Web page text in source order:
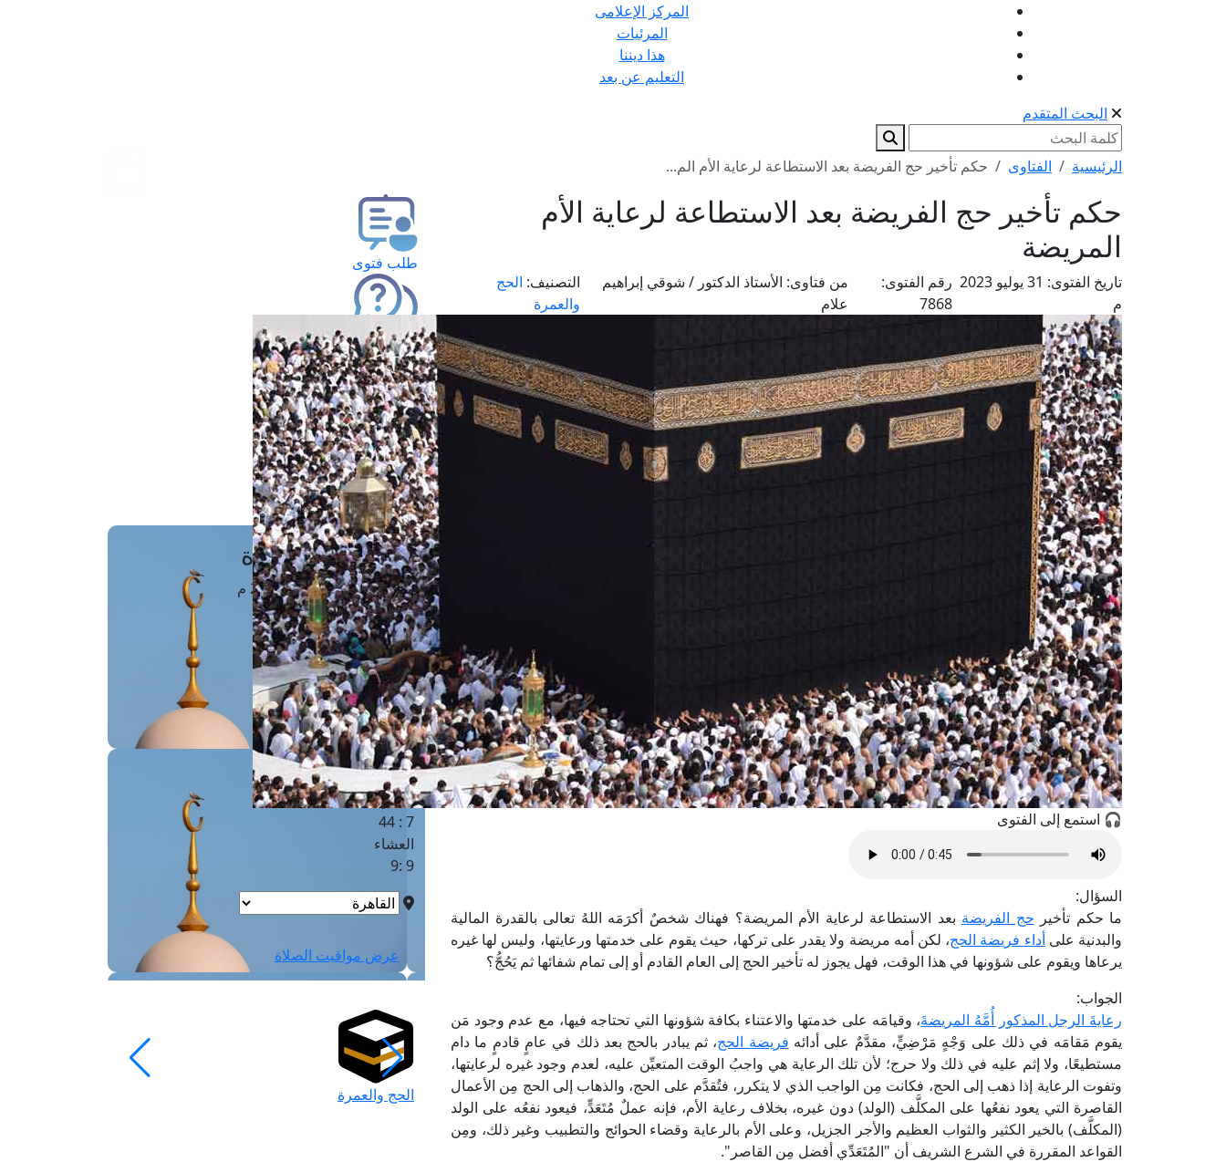
المركز الإعلامى
المرئيات
هذا ديننا
التعليم عن بعد
البحث المتقدم
الرئيسية الفتاوى حكم تأخير حج الفريضة بعد الاستطاعة لرعاية الأم الم...
حكم تأخير حج الفريضة بعد الاستطاعة لرعاية الأم
المريضة
تاريخ الفتوى:
31 يوليو 2023
م
رقم الفتوى:
7868
من فتاوى: الأستاذ الدكتور / شوقي إبراهيم
علام
التصنيف: الحج
والعمرة
🎧 استمع إلى الفتوى
السؤال:
ما حكم تأخير حج الفريضة بعد الاستطاعة لرعاية الأم المريضة؟ فهناك شخصٌ أكرَمَه اللهُ تعالى بالقدرة المالية
والبدنية علىأداء فريضة الحج، لكن أمه مريضة ولا يقدر على تركها، حيث يقوم على خدمتها ورعايتها، وليس لها غيره
يرعاها ويقوم على شؤونها في هذا الوقت، فهل يجوز له تأخير الحج إلى العام القادم أو إلى تمام شفائها ثم يَحُجُّ؟
الجواب:
رعايةَ الرجل المذكور أُمَّهُ المريضةَ، وقيامَه على خدمتها والاعتناء بكافة شؤونها التي تحتاجه فيها، مع عدم وجود مَن
يقوم مَقامَه في ذلك على وَجْهٍ مَرْضِيٍّ، مقدَّمٌ على أدائه فريضة الحج، ثم يبادر بالحج بعد ذلك في عامٍ قادمٍ ما دام
مستطيعًا، ولا إثم عليه في ذلك ولا حرج؛ لأن تلك الرعاية هي واجبُ الوقت المتعيِّن عليه، لعدم وجود غيره لرعايتها،
وتفوت الرعاية إذا ذهب إلى الحج، فكانت مِن الواجب الذي لا يتكرر، فتُقدَّم على الحج، والذهاب إلى الحج مِن الأعمال
القاصرة التي يعود نفعُها على المكلَّف (الولد) دون غيره، بخلاف رعاية الأم، فإنه عملٌ مُتَعَدٍّ، فيعود نفعُه على الولد
(المكلَّف) بالخير الكثير والثواب العظيم والأجر الجزيل، وعلى الأم بالرعاية وقضاء الحوائج والتطبيب وغير ذلك، ومِن
القواعد المقررة في الشرع الشريف أن "المُتَعَدِّي أفضل مِن القاصر".
طلب فتوى
استعلام عن فتوى
حجز موعد
الفتوى الهاتفية
مَواقِيتُ الصَّـــلاة
القاهرة · 07 أغسطس 2026 م
الفجر
4 :41
الشروق
6 :17
الظهر
1 : 1
العصر
4:38
المغرب
7 : 44
العشاء
9 :9
عرض مواقيت الصلاة
الحج والعمرة